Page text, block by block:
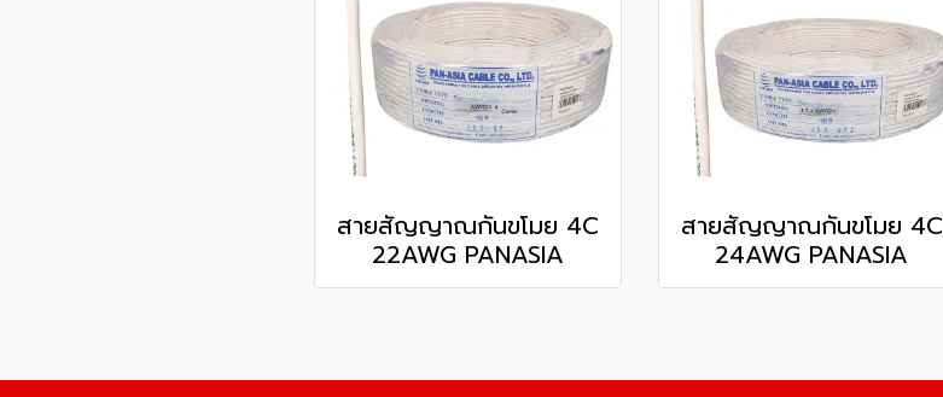
สายสัญญาณกันขโมย 4C
22AWG PANASIA
สายสัญญาณกันขโมย 4C
24AWG PANASIA